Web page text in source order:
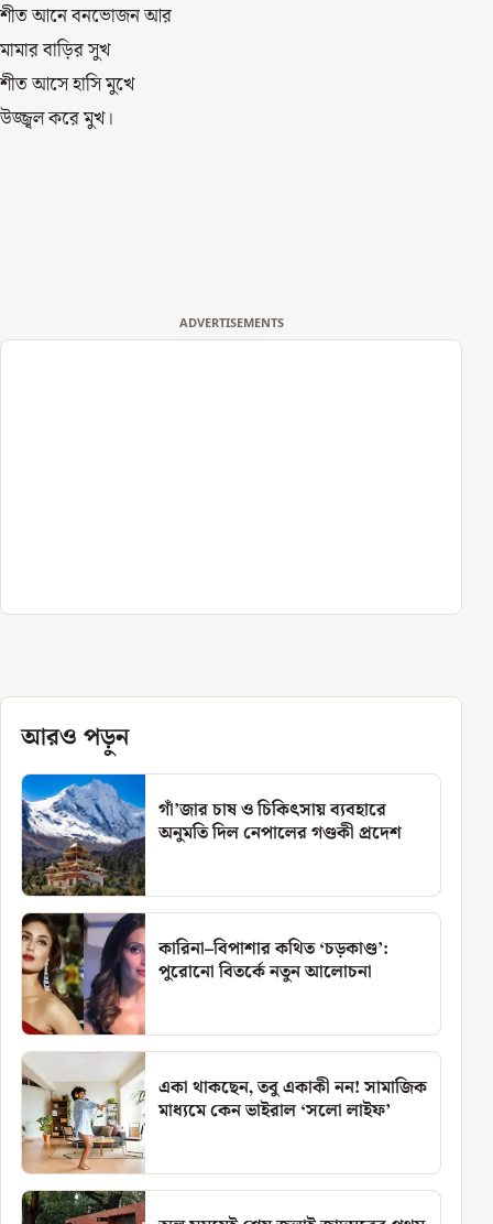
শীত আনে বনভোজন আর
মামার বাড়ির সুখ
শীত আসে হাসি মুখে
উজ্জ্বল করে মুখ।
ADVERTISEMENTS
আরও পড়ুন
গাঁ’জার চাষ ও চিকিৎসায় ব্যবহারে
অনুমতি দিল নেপালের গণ্ডকী প্রদেশ
কারিনা–বিপাশার কথিত ‘চড়কাণ্ড’:
পুরোনো বিতর্কে নতুন আলোচনা
একা থাকছেন, তবু একাকী নন! সামাজিক
মাধ্যমে কেন ভাইরাল ‘সলো লাইফ’